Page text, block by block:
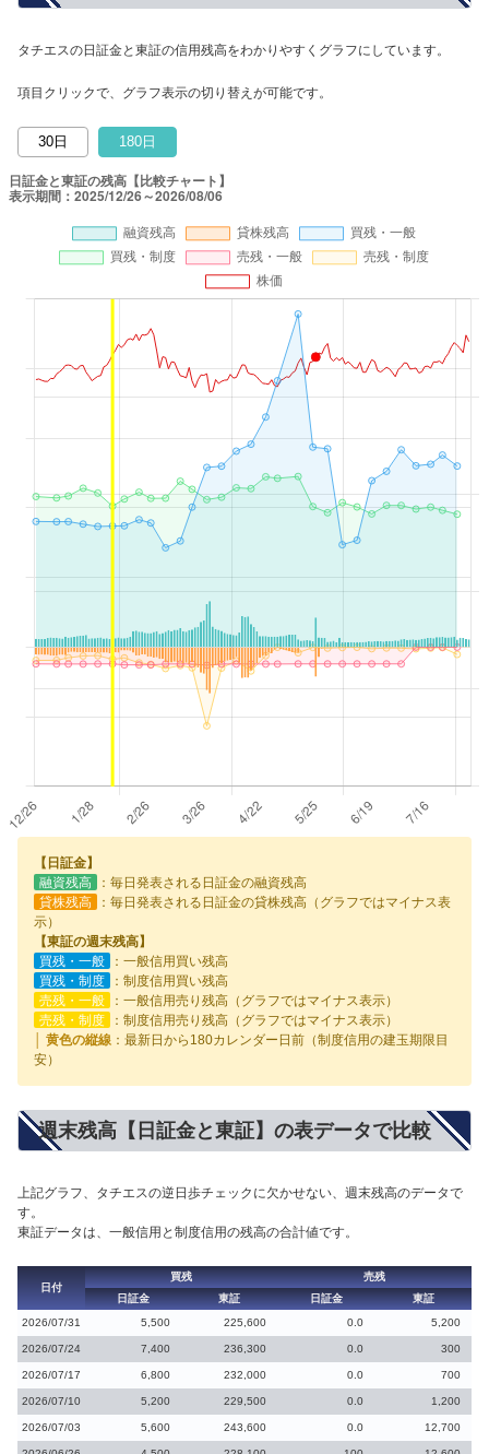
タチエスの日証金と東証の信用残高をわかりやすくグラフにしています。
項目クリックで、グラフ表示の切り替えが可能です。
30日 180日
【日証金】
融資残高
：毎日発表される日証金の融資残高
貸株残高
：毎日発表される日証金の貸株残高（グラフではマイナス表
示）
【東証の週末残高】
買残・一般
：一般信用買い残高
買残・制度
：制度信用買い残高
売残・一般
：一般信用売り残高（グラフではマイナス表示）
売残・制度
：制度信用売り残高（グラフではマイナス表示）
│ 黄色の縦線 ：最新日から180カレンダー日前（制度信用の建玉期限目
安）
週末残高【日証金と東証】の表データで比較
上記グラフ、タチエスの逆日歩チェックに欠かせない、週末残高のデータで
す。
東証データは、一般信用と制度信用の残高の合計値です。
日付
買残
売残
日証金
東証 日証金
東証
2026/07/31
5,500 225,600 0.0 5,200
2026/07/24 7,400 236,300 0.0 300
2026/07/17 6,800 232,000 0.0 700
2026/07/10 5,200 229,500 0.0 1,200
2026/07/03 5,600 243,600 0.0 12,700